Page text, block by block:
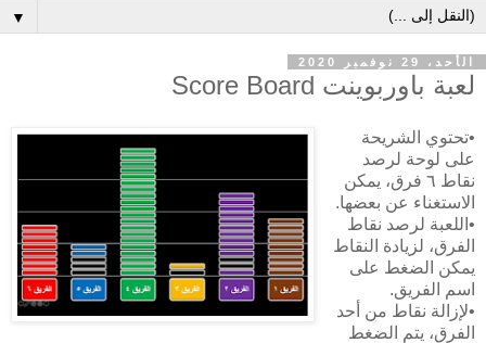
▼
الأحد، 29 نوفمبر 2020
لعبة باوربوينت Score Board
•تحتوي الشريحة
على لوحة لرصد
نقاط ٦ فرق، يمكن
الاستغناء عن بعضها.
•اللعبة لرصد نقاط
الفرق، لزيادة النقاط
يمكن الضغط على
اسم الفريق.
•لإزالة نقاط من أحد
الفرق، يتم الضغط